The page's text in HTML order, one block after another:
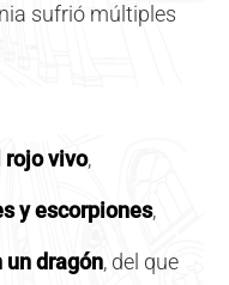
sufrió múltiples
rojo vivo,
y escorpiones,
un dragón, del que